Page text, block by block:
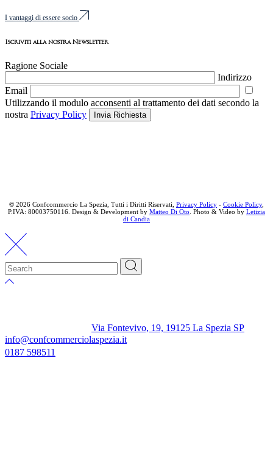
I vantaggi di essere socio
Iscriviti alla nostra Newsletter
Ragione Sociale
Indirizzo
Email
Utilizzando il modulo acconsenti al trattamento dei dati secondo la
nostra Privacy Policy Invia Richiesta
© 2026 Confcommercio La Spezia, Tutti i Diritti Riservati, Privacy Policy - Cookie Policy,
P.IVA: 80003750116. Design & Development by Matteo Di Oto. Photo & Video by Letizia
di Candia
Via Fontevivo, 19, 19125 La Spezia SP
info@confcommerciolaspezia.it
0187 598511